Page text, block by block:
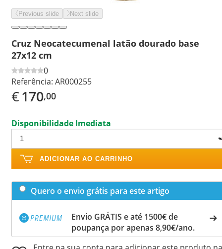
Previous slide Next slide
Cruz Neocatecumenal latão dourado base
27x12 cm
0
Referência: AR000255
€170,00
Disponibilidade Imediata
ADICIONAR AO CARRINHO
Quero o envio grátis para este artigo
Envio GRÁTIS e até 1500€ de
poupança por apenas 8,90€/ano.